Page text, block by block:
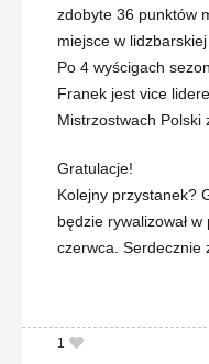
zdobyte 36 punktów
miejsce w
Po 4 wyścigach
Franek jest vice
Mistrzostwach Polski
Gratulacje!
Kolejny przystanek?
będzie rywalizował
czerwca. Serdecznie
1